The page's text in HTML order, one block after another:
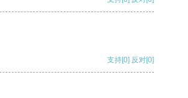
支持[0] 反对[0]